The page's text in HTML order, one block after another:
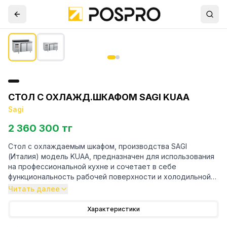
СТОЛ С ОХЛАЖД.ШКАФОМ SAGI KUAA
Sagi
2 360 300 тг
Стол с охлаждаемым шкафом, производства SAGI
(Италия) модель KUAA, предназначен для использования
на профессиональной кухне и сочетает в себе
функциональность рабочей поверхности и холодильной
камеры. Он используется для приготовления и хранения
Читать далее
Характеристики